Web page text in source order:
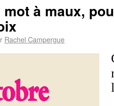
à maux,
Rachel Campergue